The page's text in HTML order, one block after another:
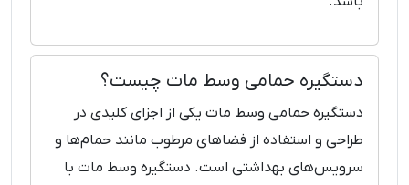
دستگیره حمامی وسط مات چیست؟
دستگیره حمامی وسط مات یکی از اجزای کلیدی در
طراحی و استفاده از فضاهای مرطوب مانند حمام‌ها و
سرویس‌های بهداشتی است. دستگیره وسط مات با